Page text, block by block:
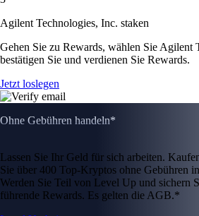
Agilent Technologies, Inc. staken
Gehen Sie zu Rewards, wählen Sie Agilent
bestätigen Sie und verdienen Sie Rewards.
Jetzt loslegen
Ohne Gebühren handeln*
Lassen Sie Ihr Geld für sich arbeiten.
Sie über 400 Top-Kryptos ohne Gebühren
Werden Sie Teil von Level Up und sichern
führende Rewards. Es gelten die AGB.*